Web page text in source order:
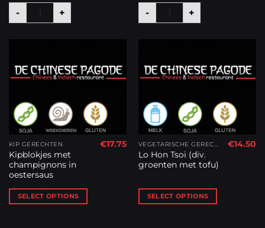
-
Chinese rijsttafel voor 2 pers aantal
+ -
Kanton Nasi goreng
+
KIP GERECHTEN
Kipblokjes met
champignons in
oestersaus
€17.75
SELECT OPTIONS
VEGETARISCHE GERECHTEN
Lo Hon Tsoi (div.
groenten met tofu)
€14.50
SELECT OPTIONS